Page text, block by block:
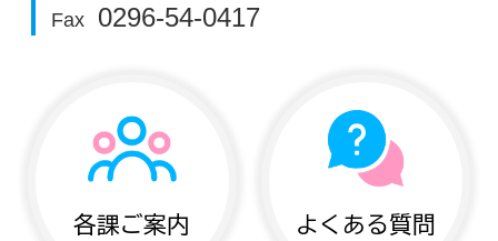
Fax
0296-54-0417
各課ご案内 よくある質問